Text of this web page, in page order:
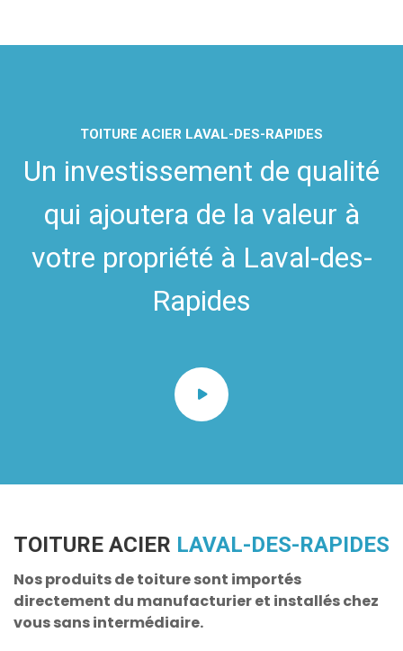
TOITURE ACIER LAVAL-DES-RAPIDES
Un investissement de qualité
qui ajoutera de la valeur à
votre propriété à Laval-des-
Rapides
TOITURE ACIER LAVAL-DES-RAPIDES
Nos produits de toiture sont importés
directement du manufacturier et installés chez
vous sans intermédiaire.